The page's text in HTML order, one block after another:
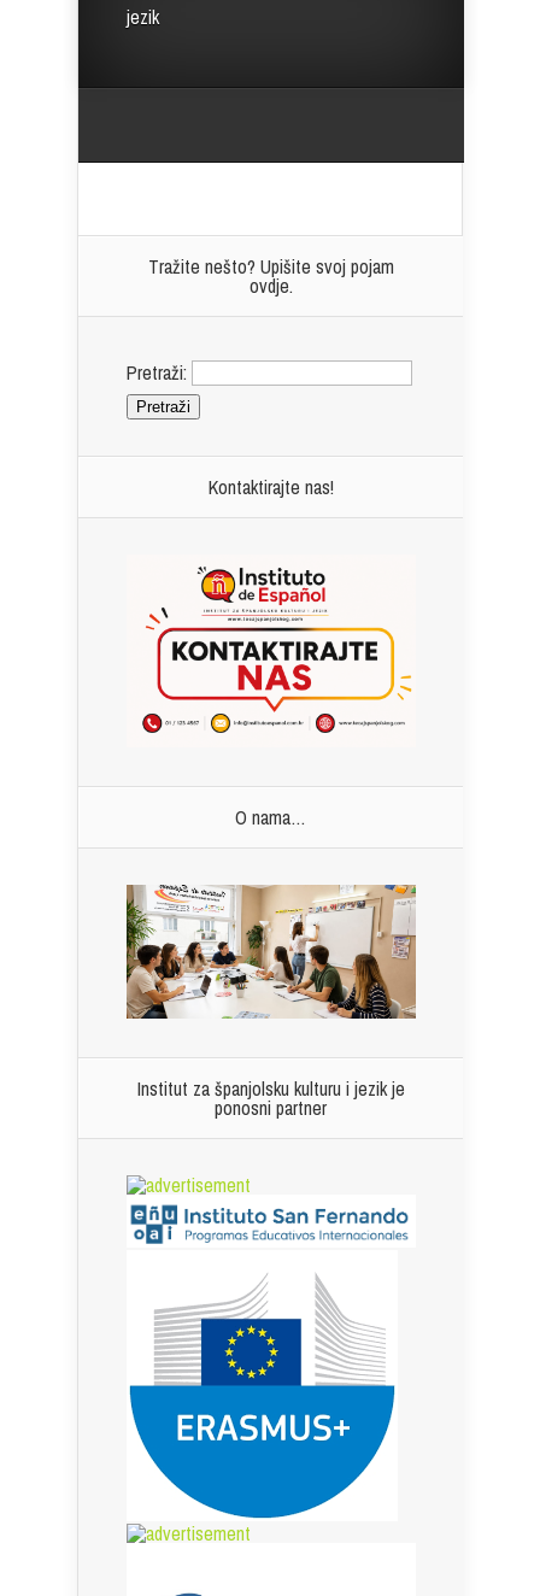
jezik
Tražite nešto? Upišite svoj pojam
ovdje.
Pretraži:
Kontaktirajte nas!
O nama…
Institut za španjolsku kulturu i jezik je
ponosni partner